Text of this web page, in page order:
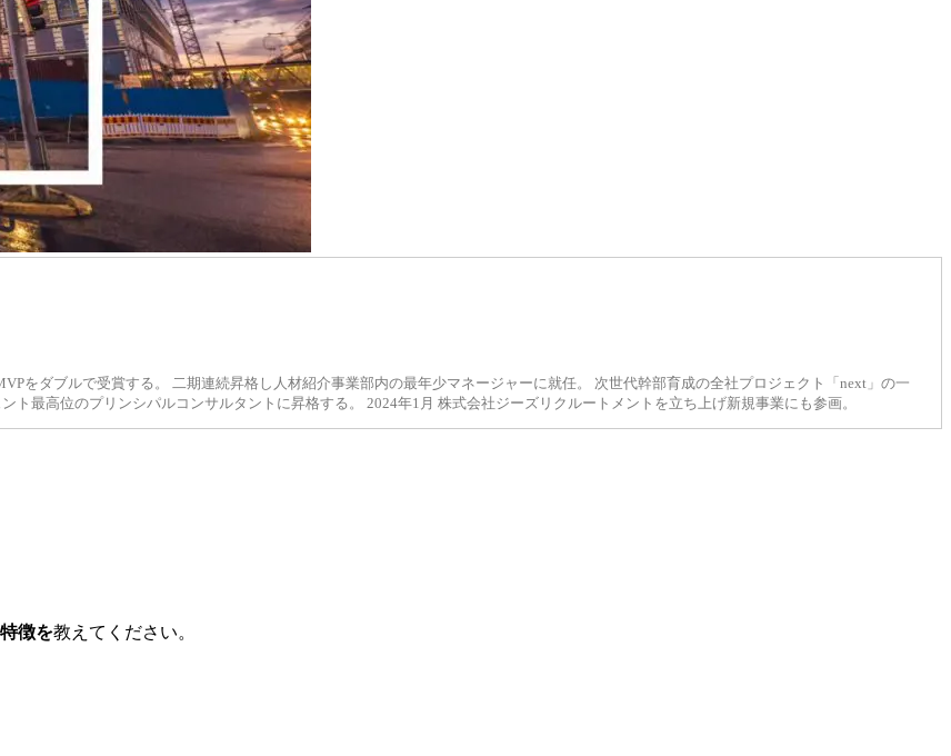
をダブルで受賞する。 二期連続昇格し人材紹介事業部内の最年少マネージャーに就任。 次世代幹部育成の全社プロジェクト「next」の一
最高位のプリンシパルコンサルタントに昇格する。 2024年1月 株式会社ジーズリクルートメントを立ち上げ新規事業にも参画。
徴を教えてください。